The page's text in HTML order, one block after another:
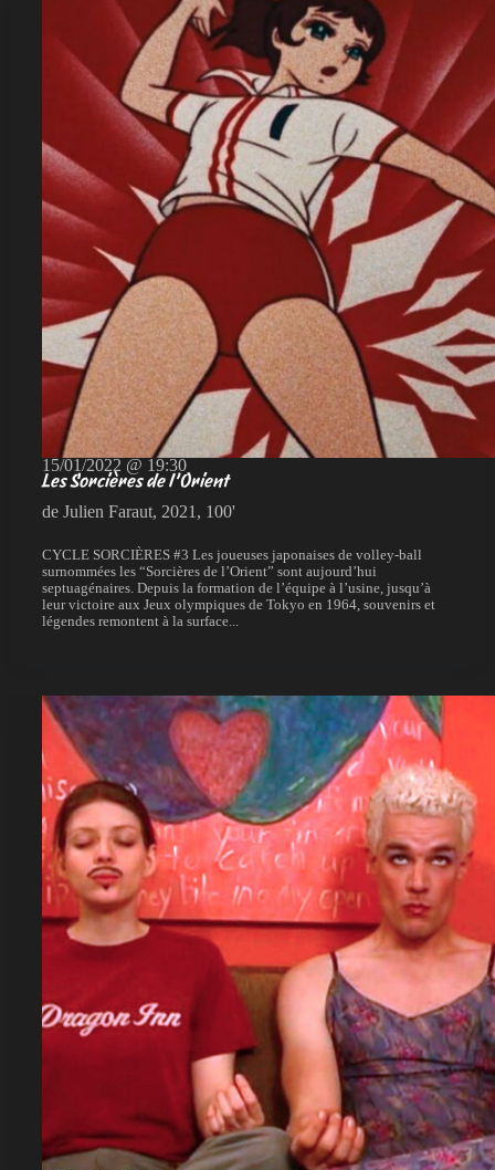
15/01/2022 @ 19:30
Les Sorcières de l’Orient
de Julien Faraut, 2021, 100'
CYCLE SORCIÈRES #3 Les joueuses japonaises de volley-ball
surnommées les “Sorcières de l’Orient” sont aujourd’hui
septuagénaires. Depuis la formation de l’équipe à l’usine, jusqu’à
leur victoire aux Jeux olympiques de Tokyo en 1964, souvenirs et
légendes remontent à la surface...